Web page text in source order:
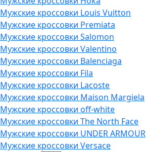
Мужские кроссовки Louis Vuitton
Мужские кроссовки Premiata
Мужские кроссовки Salomon
Мужские кроссовки Valentino
Мужские кроссовки Balenciaga
Мужские кроссовки Fila
Мужские кроссовки Lacoste
Мужские кроссовки Maison Margiela
Мужские кроссовки off-white
Мужские кроссовки The North Face
Мужские кроссовки UNDER ARMOUR
Мужские кроссовки Versace